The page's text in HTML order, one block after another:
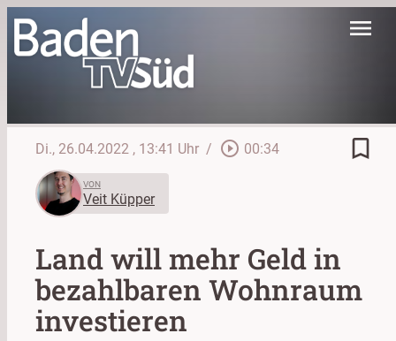
menu
Di., 26.04.2022 , 13:41 Uhr / play_circle_outline 00:34 bookmark_border
VON
Veit Küpper
Land will mehr Geld in
bezahlbaren Wohnraum
investieren